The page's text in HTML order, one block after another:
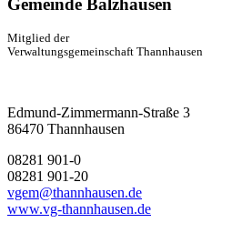
Gemeinde Balzhausen
Mitglied der
Verwaltungsgemeinschaft Thannhausen
Edmund-Zimmermann-Straße 3
86470 Thannhausen
08281 901-0
08281 901-20
vgem@thannhausen.de
www.vg-thannhausen.de